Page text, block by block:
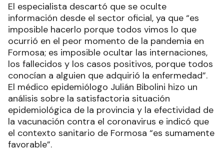
El especialista descartó que se oculte
información desde el sector oficial, ya que “es
imposible hacerlo porque todos vimos lo que
ocurrió en el peor momento de la pandemia en
Formosa; es imposible ocultar las internaciones,
los fallecidos y los casos positivos, porque todos
conocían a alguien que adquirió la enfermedad”.
El médico epidemiólogo Julián Bibolini hizo un
análisis sobre la satisfactoria situación
epidemiológica de la provincia y la efectividad de
la vacunación contra el coronavirus e indicó que
el contexto sanitario de Formosa “es sumamente
favorable”.